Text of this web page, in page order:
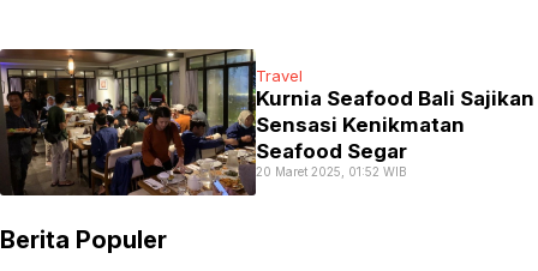
Travel
Kurnia Seafood Bali Sajikan
Sensasi Kenikmatan
Seafood Segar
20 Maret 2025, 01:52 WIB
Berita Populer